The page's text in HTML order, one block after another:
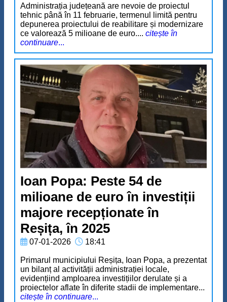
Administrația județeană are nevoie de proiectul
tehnic până în 11 februarie, termenul limită pentru
depunerea proiectului de reabilitare și modernizare
ce valorează 5 milioane de euro.... citește în
continuare...
Ioan Popa: Peste 54 de
milioane de euro în investiții
majore recepționate în
Reșița, în 2025
07-01-2026 18:41
Primarul municipiului Reșița, Ioan Popa, a prezentat
un bilanț al activității administrației locale,
evidențiind amploarea investițiilor derulate și a
proiectelor aflate în diferite stadii de implementare...
citește în continuare...